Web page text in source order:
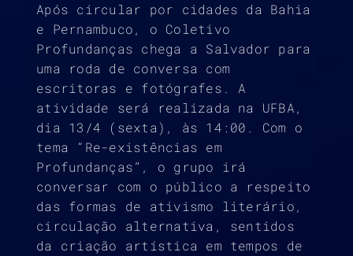
Após circular por cidades da Bahia
e Pernambuco, o Coletivo
Profundanças chega a Salvador para
uma roda de conversa com
escritoras e fotógrafes. A
atividade será realizada na UFBA,
dia 13/4 (sexta), às 14:00. Com o
tema “Re-existências em
Profundanças”, o grupo irá
conversar com o público a respeito
das formas de ativismo literário,
circulação alternativa, sentidos
da criação artística em tempos de